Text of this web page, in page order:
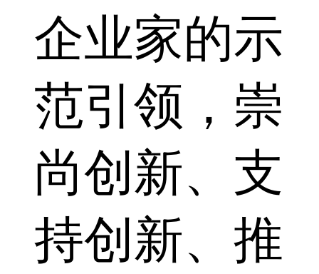
企业家的示
范引领，崇
尚创新、支
持创新、推